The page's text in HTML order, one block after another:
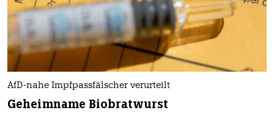
AfD-nahe Impfpassfälscher verurteilt
Geheimname Biobratwurst